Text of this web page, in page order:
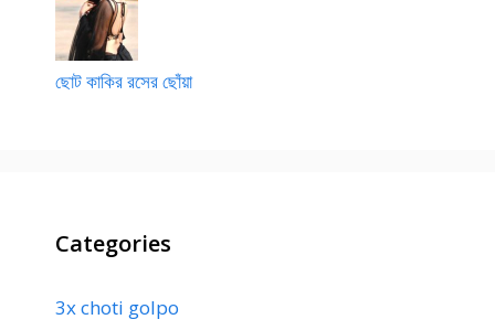
ছোট কাকির রসের ছোঁয়া
Categories
3x choti golpo